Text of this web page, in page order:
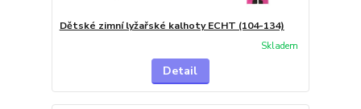
Dětské zimní lyžařské kalhoty ECHT (104-134)
Skladem
Detail